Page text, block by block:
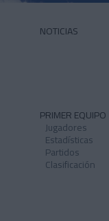
NOTICIAS
PRIMER EQUIPO
Jugadores
Estadísticas
Partidos
Clasificación